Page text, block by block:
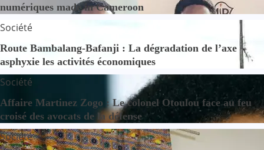
numériques made in Cameroon
Société
Route Bambalang-Bafanji : La dégradation de l’axe
asphyxie les activités économiques
Société
Affaire Martinez Zogo : Le colonel Otoulou face au feu
croisé des avocats de la défense
Société